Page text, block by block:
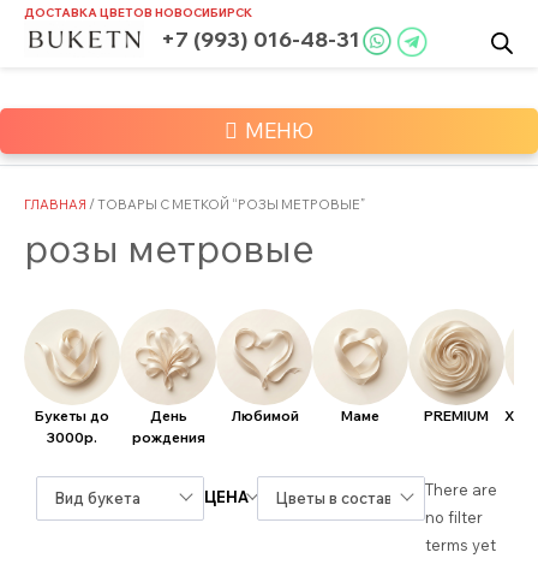
SkipДОСТАВКА ЦВЕТОВ НОВОСИБИРСК
+7 (993) 016-48-31
МЕНЮ
ГЛАВНАЯ / ТОВАРЫ С МЕТКОЙ “РОЗЫ МЕТРОВЫЕ”
розы метровые
Букеты до
3000р.
День
рождения
Любимой Маме PREMIUM
Вид букета ЦЕНА Цветы в составе
There are
no filter
terms yet